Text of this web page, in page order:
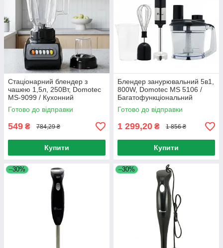
Стаціонарний блендер з
чашею 1,5л, 250Вт, Domotec
MS-9099 / Кухонний
подрібнювач з кавомолкою
Готово до відправки
549 ₴ 784,29 ₴
Купити
Блендер занурювальний 5в1,
800W, Domotec MS 5106 /
Багатофункціональний
подрібнювач / Міні комбайн
Готово до відправки
1 299,20 ₴ 1 856 ₴
Купити
–30% –30%